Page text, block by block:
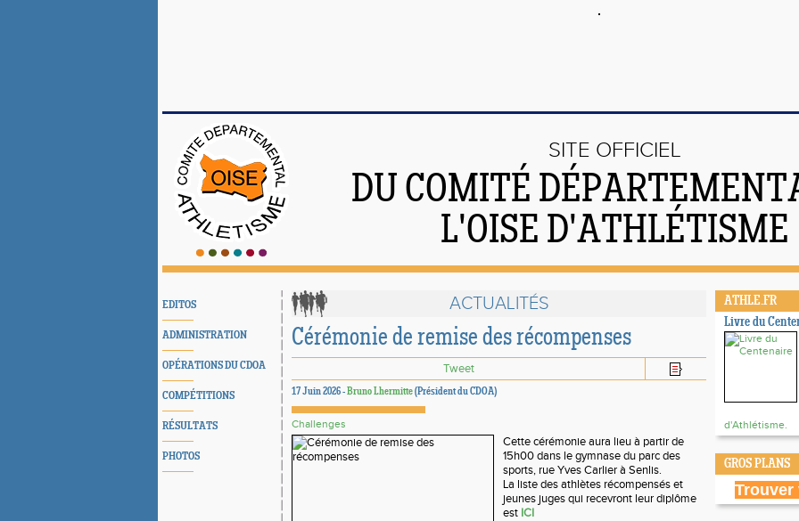
SITE OFFICIEL
DU COMITÉ
L'OISE D'ATHLÉTISME
EDITOS
ADMINISTRATION
OPÉRATIONS DU CDOA
COMPÉTITIONS
RÉSULTATS
PHOTOS
ACTUALITÉS
Cérémonie de remise des récompenses
Tweet
17 Juin 2026 -Bruno Lhermitte(Président du CDOA)
Challenges
Cette cérémonie aura lieu à partir de
15h00 dans le gymnase du parc des
sports, rue Yves Carlier à Senlis.
La liste des athlètes récompensés et
jeunes juges qui recevront leur diplôme
est ICI
ATHLE.FR
Livre du
d'Athlétisme.
GROS PLANS
Trouver